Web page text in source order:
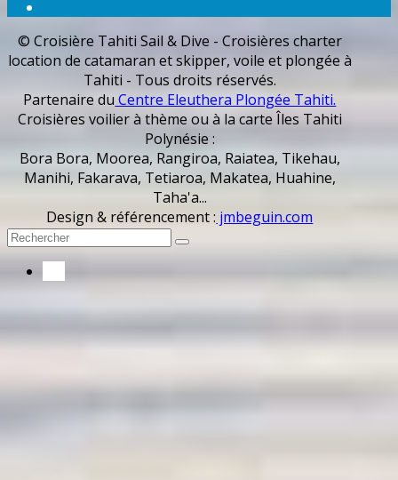
© Croisière Tahiti Sail & Dive - Croisières charter
location de catamaran et skipper, voile et plongée à
Tahiti - Tous droits réservés.
Partenaire duCentre Eleuthera Plongée Tahiti.
Croisières voilier à thème ou à la carte Îles Tahiti
Polynésie :
Bora Bora, Moorea, Rangiroa, Raiatea, Tikehau,
Manihi, Fakarava, Tetiaroa, Makatea, Huahine,
Taha'a...
Design & référencement : jmbeguin.com